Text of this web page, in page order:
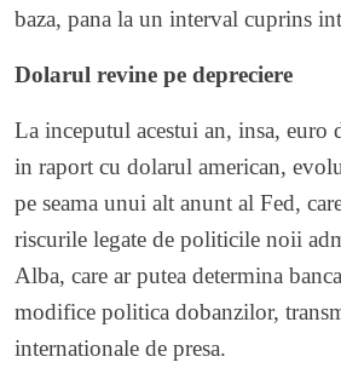
baza, pana la un interval cuprins
Dolarul revine pe depreciere
La inceputul acestui an, insa, euro
in raport cu dolarul american,
pe seama unui alt anunt al Fed,
riscurile legate de politicile noii
Alba, care ar putea determina
modifice politica dobanzilor,
internationale de presa.